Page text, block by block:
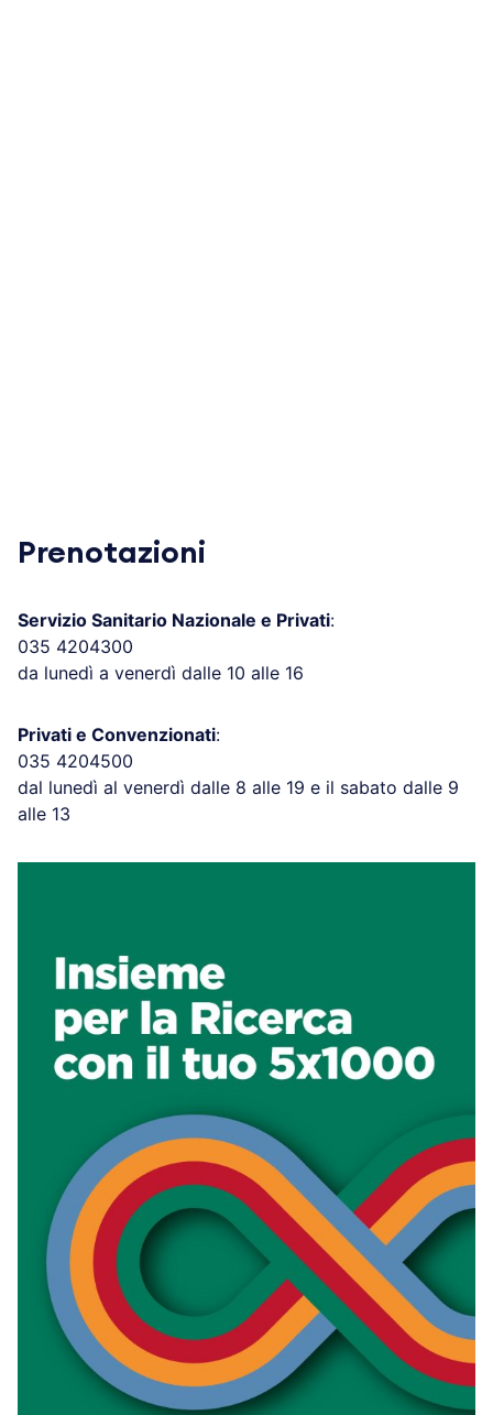
Prenotazioni
Servizio Sanitario Nazionale e Privati:
035 4204300
da lunedì a venerdì dalle 10 alle 16
Privati e Convenzionati:
035 4204500
dal lunedì al venerdì dalle 8 alle 19 e il sabato dalle 9
alle 13